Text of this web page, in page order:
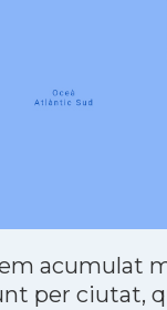
acumulat
per ciutat,